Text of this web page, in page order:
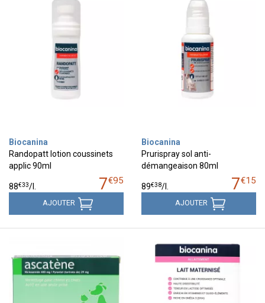
Biocanina
Randopatt lotion coussinets
applic 90ml
7€95
88€33/l.
AJOUTER
Biocanina
Prurispray sol anti-
démangeaison 80ml
7€15
89€38/l.
AJOUTER